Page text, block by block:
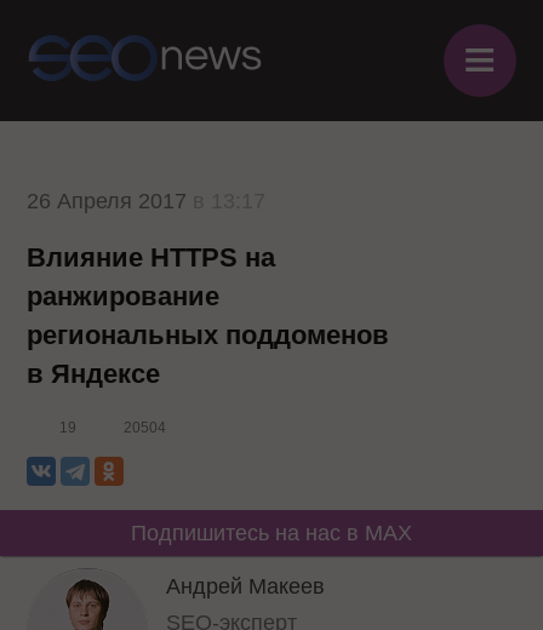
≡
26 Апреля 2017
Влияние HTTPS на
ранжирование
региональных поддоменов
в Яндексе
19 20504
Подпишитесь на нас в MAX
Андрей Макеев
SEO-эксперт